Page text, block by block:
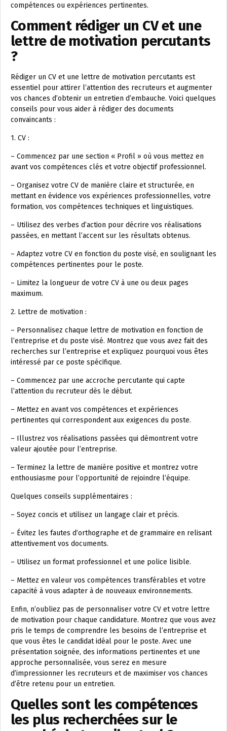
compétences ou expériences pertinentes.
Comment rédiger un CV et une
lettre de motivation percutants
?
Rédiger un CV et une lettre de motivation percutants est
essentiel pour attirer l’attention des recruteurs et augmenter
vos chances d’obtenir un entretien d’embauche. Voici quelques
conseils pour vous aider à rédiger des documents
convaincants :
1. CV :
– Commencez par une section « Profil » où vous mettez en
avant vos compétences clés et votre objectif professionnel.
– Organisez votre CV de manière claire et structurée, en
mettant en évidence vos expériences professionnelles, votre
formation, vos compétences techniques et linguistiques.
– Utilisez des verbes d’action pour décrire vos réalisations
passées, en mettant l’accent sur les résultats obtenus.
– Adaptez votre CV en fonction du poste visé, en soulignant les
compétences pertinentes pour le poste.
– Limitez la longueur de votre CV à une ou deux pages
maximum.
2. Lettre de motivation :
– Personnalisez chaque lettre de motivation en fonction de
l’entreprise et du poste visé. Montrez que vous avez fait des
recherches sur l’entreprise et expliquez pourquoi vous êtes
intéressé par ce poste spécifique.
– Commencez par une accroche percutante qui capte
l’attention du recruteur dès le début.
– Mettez en avant vos compétences et expériences
pertinentes qui correspondent aux exigences du poste.
– Illustrez vos réalisations passées qui démontrent votre
valeur ajoutée pour l’entreprise.
– Terminez la lettre de manière positive et montrez votre
enthousiasme pour l’opportunité de rejoindre l’équipe.
Quelques conseils supplémentaires :
– Soyez concis et utilisez un langage clair et précis.
– Évitez les fautes d’orthographe et de grammaire en relisant
attentivement vos documents.
– Utilisez un format professionnel et une police lisible.
– Mettez en valeur vos compétences transférables et votre
capacité à vous adapter à de nouveaux environnements.
Enfin, n’oubliez pas de personnaliser votre CV et votre lettre
de motivation pour chaque candidature. Montrez que vous avez
pris le temps de comprendre les besoins de l’entreprise et
que vous êtes le candidat idéal pour le poste. Avec une
présentation soignée, des informations pertinentes et une
approche personnalisée, vous serez en mesure
d’impressionner les recruteurs et de maximiser vos chances
d’être retenu pour un entretien.
Quelles sont les compétences
les plus recherchées sur le